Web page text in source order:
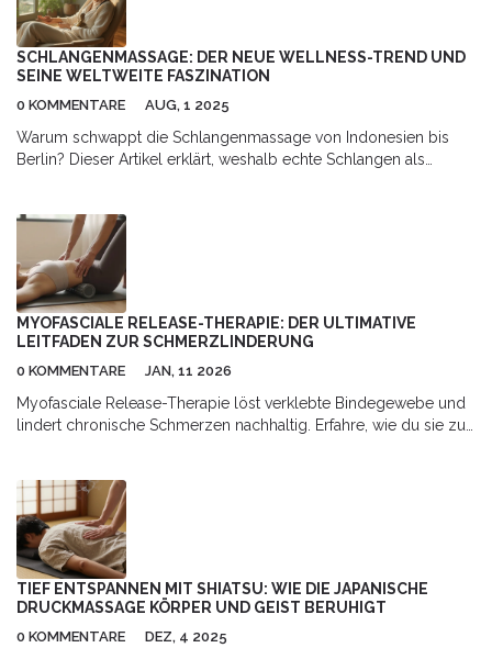
SCHLANGENMASSAGE: DER NEUE WELLNESS-TREND UND
SEINE WELTWEITE FASZINATION
0 KOMMENTARE AUG, 1 2025
Warum schwappt die Schlangenmassage von Indonesien bis
Berlin? Dieser Artikel erklärt, weshalb echte Schlangen als
MYOFASCIALE RELEASE-THERAPIE: DER ULTIMATIVE
LEITFADEN ZUR SCHMERZLINDERUNG
0 KOMMENTARE JAN, 11 2026
Myofasciale Release-Therapie löst verklebte Bindegewebe und
lindert chronische Schmerzen nachhaltig. Erfahre, wie du sie zu
TIEF ENTSPANNEN MIT SHIATSU: WIE DIE JAPANISCHE
DRUCKMASSAGE KÖRPER UND GEIST BERUHIGT
0 KOMMENTARE DEZ, 4 2025